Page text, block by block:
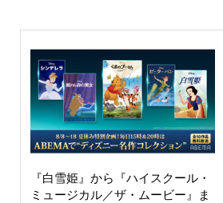
『白雪姫』から『ハイスクール・
ミュージカル／ザ・ムービー』ま